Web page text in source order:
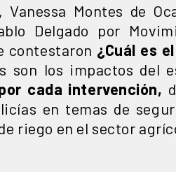
Montes de
Delgado por
contestaron ¿Cuál es
son los impactos del
cada intervención,
en temas de
riego en el sector